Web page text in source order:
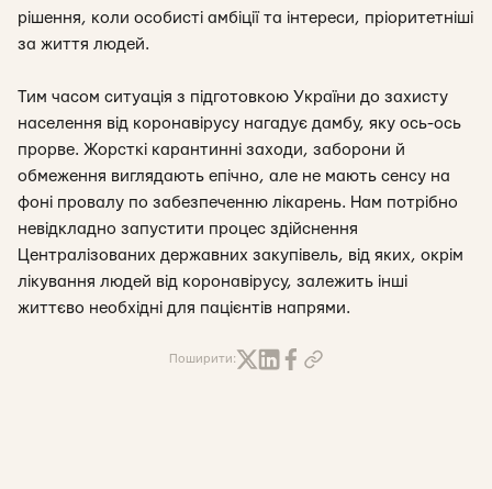
рішення, коли особисті амбіції та інтереси, пріоритетніші
за життя людей.
Тим часом ситуація з підготовкою України до захисту
населення від коронавірусу нагадує дамбу, яку ось-ось
прорве. Жорсткі карантинні заходи, заборони й
обмеження виглядають епічно, але не мають сенсу на
фоні провалу по забезпеченню лікарень. Нам потрібно
невідкладно запустити процес здійснення
Централізованих державних закупівель, від яких, окрім
лікування людей від коронавірусу, залежить інші
життєво необхідні для пацієнтів напрями.
Поширити: